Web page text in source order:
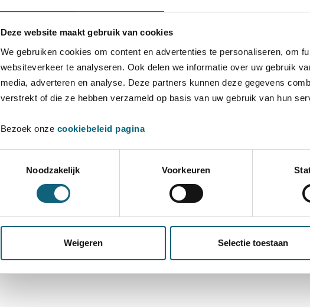
Deze website maakt gebruik van cookies
We gebruiken cookies om content en advertenties te personaliseren, om
websiteverkeer te analyseren. Ook delen we informatie over uw gebruik
media, adverteren en analyse. Deze partners kunnen deze gegevens
verstrekt of die ze hebben verzameld op basis van uw gebruik van hun
Bezoek onze cookiebeleid pagina
Noodzakelijk
Voorkeuren
Weigeren Selectie toestaan